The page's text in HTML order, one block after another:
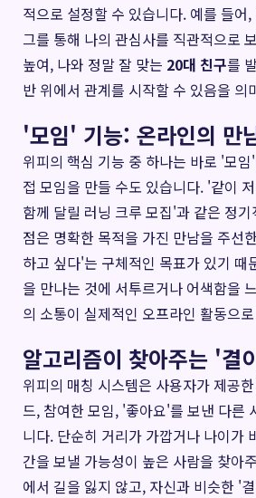
적으로 설정할 수 있습니다. 예를 들
그를 통해 나의 관심사를 직관적으로
높여, 나와 정말 잘 맞는 20대 친구를
반 위에서 관계를 시작할 수 있음을 의
'모임' 기능: 온라인의 만
위피의 핵심 기능 중 하나는 바로 '모
접 모임을 만들 수도 있습니다. '같이
함께 달릴 러닝 크루 모집'과 같은 정기
점은 명확한 목적을 가진 만남을 주선
하고 싶다'는 구체적인 목표가 있기
을 만나는 것에 서투르거나 어색함을
의 소통이 실제적인 오프라인 활동으
알고리즘이 찾아주는 '결
위피의 매칭 시스템은 사용자가 제공
드, 참여한 모임, '좋아요'를 보낸 다른
니다. 단순히 거리가 가깝거나 나이가
간을 보낼 가능성이 높은 사람을 찾아
에서 길을 잃지 않고, 자신과 비슷한 '